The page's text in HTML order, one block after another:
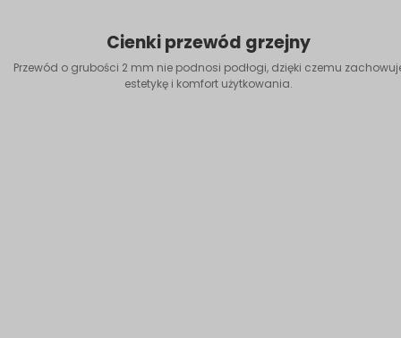
Cienki przewód grzejny
Przewód o grubości 2 mm nie podnosi podłogi, dzięki czemu
estetykę i komfort użytkowania.